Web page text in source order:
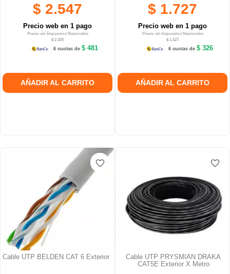
$ 2.547
Precio web en 1 pago
Precio sin Impuestos Nacionales
$ 2.105
6 cuotas de$ 481
AÑADIR AL CARRITO
$ 1.727
Precio web en 1 pago
Precio sin Impuestos Nacionales
$ 1.427
6 cuotas de$ 326
AÑADIR AL CARRITO
Cable UTP BELDEN CAT 6 Exterior
favorite_border
favorite_border
Cable UTP PRYSMIAN DRAKA
CAT5E Exterior X Metro
favorite_border
favorite_border